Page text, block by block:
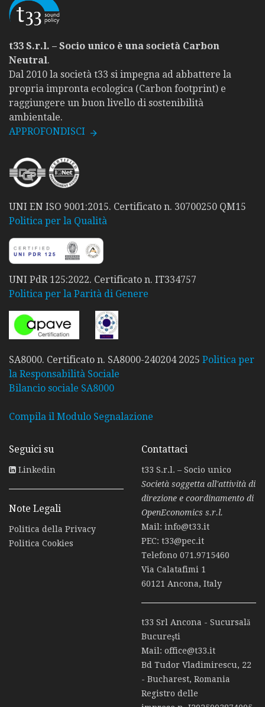
t33 S.r.l. – Socio unico è una società Carbon
Neutral.
Dal 2010 la società t33 si impegna ad abbattere la
propria impronta ecologica (Carbon footprint) e
raggiungere un buon livello di sostenibilità
ambientale.
APPROFONDISCI
UNI EN ISO 9001:2015. Certificato n. 30700250 QM15
Politica per la Qualità
UNI PdR 125:2022. Certificato n. IT334757
Politica per la Parità di Genere
SA8000. Certificato n. SA8000-240204 2025 Politica per
la Responsabilità Sociale
Bilancio sociale SA8000
Compila il Modulo Segnalazione
Seguici su
Linkedin
Note Legali
Politica della Privacy
Politica Cookies
Contattaci
t33 S.r.l. – Socio unico
Società soggetta all'attività di
direzione e coordinamento di
OpenEconomics s.r.l.
Mail: info@t33.it
PEC: t33@pec.it
Telefono 071.9715460
Via Calatafimi 1
60121 Ancona, Italy
t33 Srl Ancona - Sucursală
Bucureşti
Mail: office@t33.it
Bd Tudor Vladimirescu, 22
- Bucharest, Romania
Registro delle